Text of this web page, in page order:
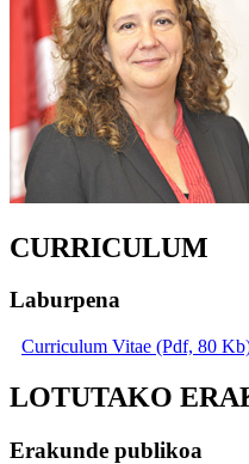
CURRICULUM
Laburpena
Curriculum Vitae (Pdf, 80
LOTUTAKO
Erakunde publikoa